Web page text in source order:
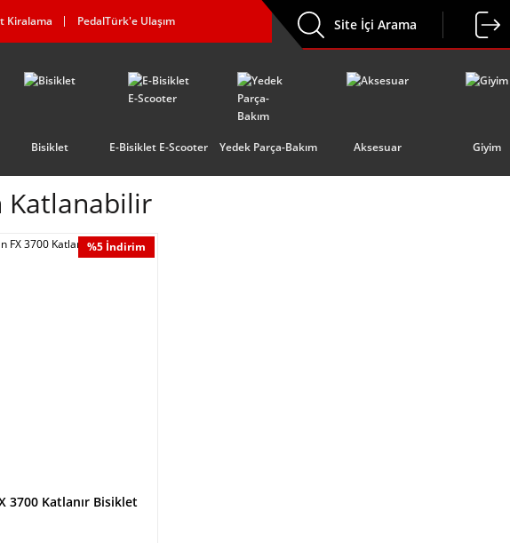
Kiralama PedalTürk'e Ulaşım Site İçi Arama
Bisiklet E-Bisiklet E-Scooter Yedek Parça-Bakım Aksesuar Giyim
Katlanabilir
%5 İndirim
3700 Katlanır Bisiklet